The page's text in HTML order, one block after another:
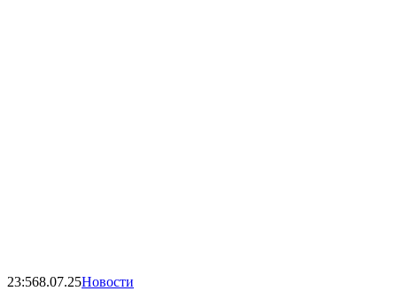
23:568.07.25Новости